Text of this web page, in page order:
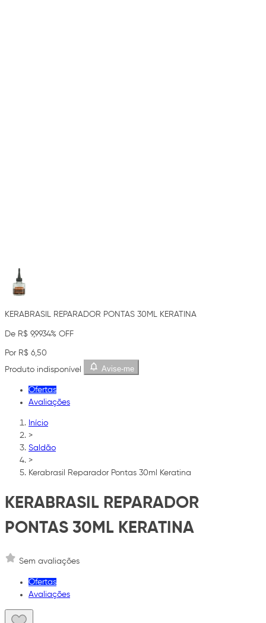
KERABRASIL REPARADOR PONTAS 30ML KERATINA
De R$ 9,9934% OFF
Por R$ 6,50
Produto indisponível
Avise-me
Ofertas
Avaliações
Início
>
Saldão
>
Kerabrasil Reparador Pontas 30ml Keratina
KERABRASIL REPARADOR
PONTAS 30ML KERATINA
Sem avaliações
Ofertas
Avaliações